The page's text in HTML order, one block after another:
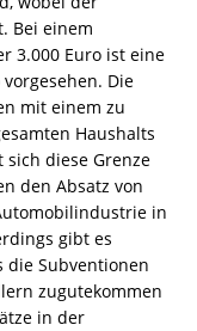
Bei einem
3.000 Euro ist eine
Die
mit einem zu
Haushalts
sich diese Grenze
den Absatz von
in
gibt es
die Subventionen
zugutekommen
in der